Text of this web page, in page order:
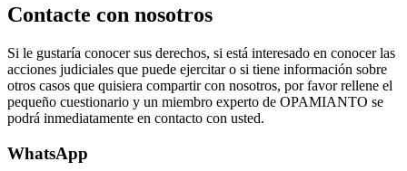
Contacte con nosotros
Si le gustaría conocer sus derechos, si está interesado en conocer las
acciones judiciales que puede ejercitar o si tiene información sobre
otros casos que quisiera compartir con nosotros, por favor rellene el
pequeño cuestionario y un miembro experto de OPAMIANTO se
podrá inmediatamente en contacto con usted.
WhatsApp